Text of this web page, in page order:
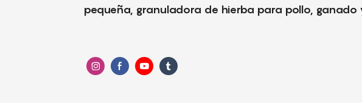
pequeña, granuladora de hierba para pollo, ganado